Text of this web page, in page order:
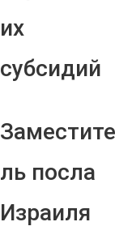
их
субсидий
Заместите
ль посла
Израиля